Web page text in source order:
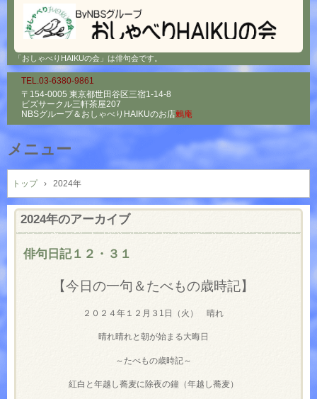
「おしゃべりHAIKUの会」は俳句会です。
TEL.03-6380-9861
〒154-0005 東京都世田谷区三宿1-14-8
ビズサークル三軒茶屋207
NBSグループ＆ おしゃべりHAIKUのお店鶫庵
メニュー
コ
ン
テ
ン
トップ › 2024年
2024年のアーカイブ
俳句日記１２・３１
【今日の一句＆たべもの歳時記】
２０２４年１２月３1日（火） 晴れ
晴れ晴れと朝が始まる大晦日
～たべもの歳時記～
紅白と年越し蕎麦に除夜の鐘（年越し蕎麦）